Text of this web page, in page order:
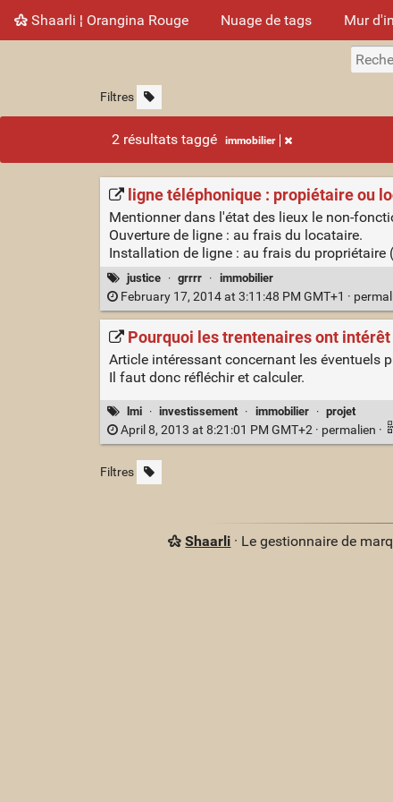
Shaarli ¦ Orangina Rouge Nuage de tags Mur
Filtres
2 résultats taggé immobilier
ligne téléphonique : propiétaire ou
Mentionner dans l'état des lieux le non-
Ouverture de ligne : au frais du locataire.
Installation de ligne : au frais du
justice · grrrr · immobilier
February 17, 2014 at 3:11:48 PM GMT+1 ·
Pourquoi les trentenaires ont
Article intéressant concernant les éventuels
Il faut donc réfléchir et calculer.
lmi · investissement · immobilier · projet
April 8, 2013 at 8:21:01 PM GMT+2 · permalien ·
Filtres
Shaarli · Le gestionnaire de